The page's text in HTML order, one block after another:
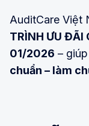
AuditCare Việt
TRÌNH ƯU ĐÃI
01/2026 –
chuẩn – làm